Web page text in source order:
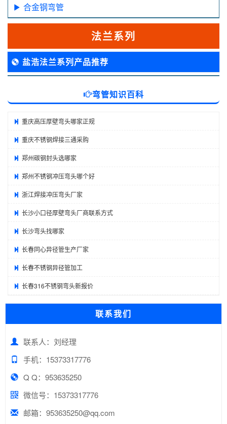
合金钢弯管
法兰系列
盐浩法兰系列产品推荐
弯管知识百科
重庆高压厚壁弯头哪家正规
重庆不锈钢焊接三通采购
郑州碳钢封头选哪家
郑州不锈钢冲压弯头哪个好
浙江焊接冲压弯头厂家
长沙小口径厚壁弯头厂商联系方式
长沙弯头找哪家
长春同心异径管生产厂家
长春不锈钢异径管加工
长春316不锈钢弯头新报价
联系我们
联系人：刘经理
手机：15373317776
Q Q：953635250
微信号：15373317776
邮箱：953635250@qq.com